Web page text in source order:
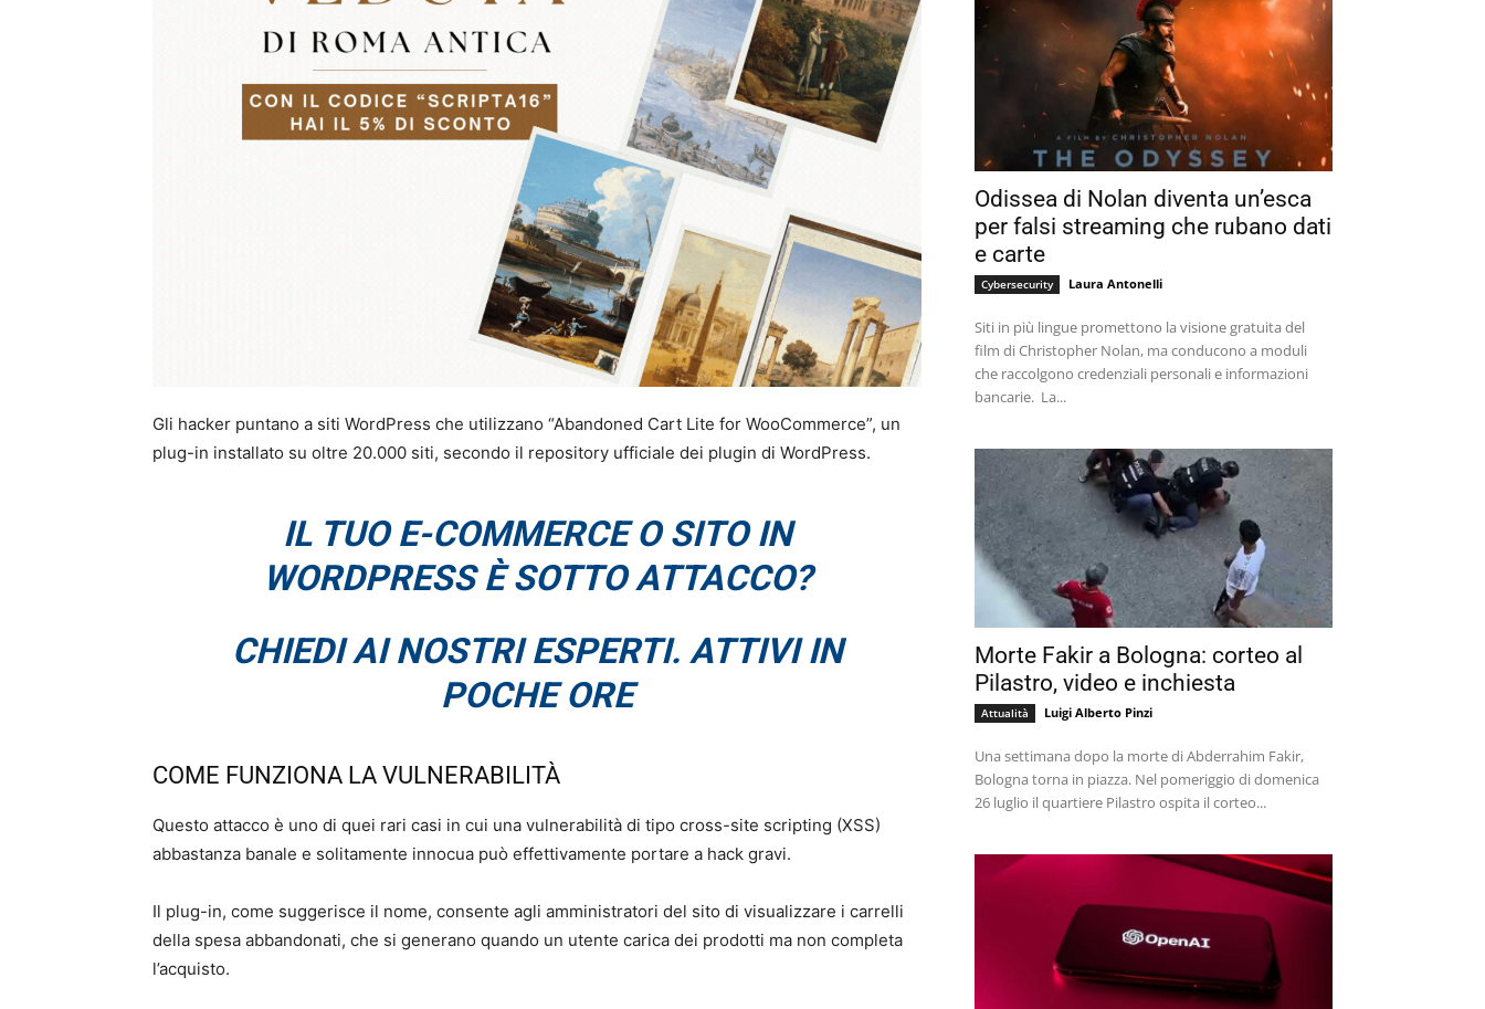
Gli hacker puntano a siti WordPress che utilizzano “Abandoned Cart Lite for WooCommerce”, un
plug-in installato su oltre 20.000 siti, secondo il repository ufficiale dei plugin di WordPress.
IL TUO E-COMMERCE O SITO IN
WORDPRESS È SOTTO ATTACCO?
CHIEDI AI NOSTRI ESPERTI. ATTIVI IN
POCHE ORE
COME FUNZIONA LA VULNERABILITÀ
Questo attacco è uno di quei rari casi in cui una vulnerabilità di tipo cross-site scripting (XSS)
abbastanza banale e solitamente innocua può effettivamente portare a hack gravi.
Il plug-in, come suggerisce il nome, consente agli amministratori del sito di visualizzare i carrelli
della spesa abbandonati, che si generano quando un utente carica dei prodotti ma non completa
l’acquisto.
Odissea di Nolan diventa un’esca
per falsi streaming che rubano dati
e carte
Cybersecurity Laura Antonelli
Siti in più lingue promettono la visione gratuita del
film di Christopher Nolan, ma conducono a moduli
che raccolgono credenziali personali e informazioni
bancarie. La...
Morte Fakir a Bologna: corteo al
Pilastro, video e inchiesta
Attualità Luigi Alberto Pinzi
Una settimana dopo la morte di Abderrahim Fakir,
Bologna torna in piazza. Nel pomeriggio di domenica
26 luglio il quartiere Pilastro ospita il corteo...